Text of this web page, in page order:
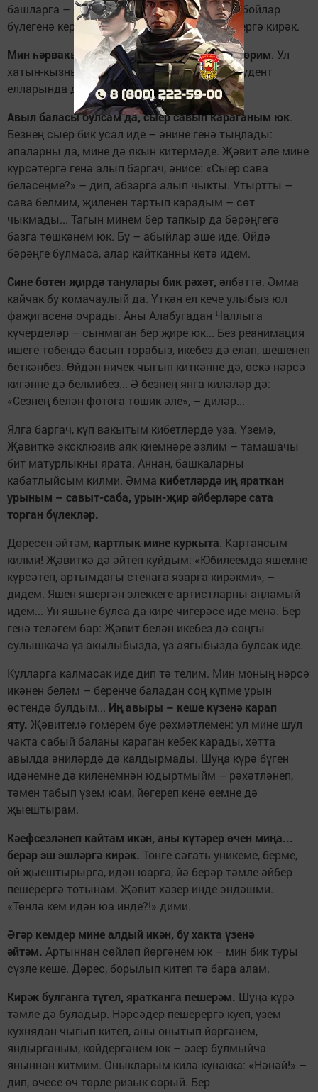
башларга – башта кибеткә «ялгыш» кына обойлар
бүлегенә керергә, матур обойлар карап йөрергә кирәк.
Мин һәрвакыт биек үкчәле аяк киеменнән йөрим. Ул
хатын-кызны сылуландыра кебек. Хәтта студент
елларында да киез итек кигәнем булмады.
Авыл баласы булсам да, сыер савып караганым юк.
Безнең сыер бик усал иде – әнине генә тыңлады:
апаларны да, мине дә якын китермәде. Җәвит әле мине
күрсәтергә генә алып баргач, әнисе: «Сыер сава
беләсеңме?» – дип, абзарга алып чыкты. Утыртты –
сава белмим, җиленен тартып карадым – сөт
чыкмады... Тагын минем бер тапкыр да бәрәңгегә
базга төшкәнем юк. Бу – абыйлар эше иде. Өйдә
бәрәңге булмаса, алар кайтканны көтә идем.
Сине бөтен җирдә танулары бик рәхәт, әлбәттә. Әмма
кайчак бу комачаулый да. Үткән ел кече улыбыз юл
фаҗигасенә очрады. Аны Алабугадан Чаллыга
күчерделәр – сынмаган бер җире юк... Без реанимация
ишеге төбендә басып торабыз, икебез дә елап, шешенеп
беткәнбез. Өйдән ничек чыгып киткәнне дә, өскә нәрсә
кигәнне дә белмибез... Ә безнең янга киләләр дә:
«Сезнең белән фотога төшик әле», – диләр...
Ялга баргач, күп вакытым кибетләрдә уза. Үземә,
Җәвиткә эксклюзив аяк киемнәре эзлим – тамашачы
бит матурлыкны ярата. Аннан, башкаларны
кабатлыйсым килми. Әмма кибетләрдә иң яраткан
урыным – савыт-саба, урын-җир әйберләре сата
торган бүлекләр.
Дөресен әйтәм, картлык мине куркыта. Картаясым
килми! Җәвиткә дә әйтеп куйдым: «Юбилеемда яшемне
күрсәтеп, артымдагы стенага язарга кирәкми», –
дидем. Яшен яшергән элеккеге артистларны аңламый
идем... Ун яшьне булса да кире чигерәсе иде менә. Бер
генә теләгем бар: Җәвит белән икебез дә соңгы
сулышкача үз акылыбызда, үз аягыбызда булсак иде.
Кулларга калмасак иде дип тә телим. Мин моның нәрсә
икәнен беләм – беренче баладан соң күпме урын
өстендә булдым... Иң авыры – кеше күзенә карап
яту. Җәвитемә гомерем буе рәхмәтлемен: ул мине шул
чакта сабый баланы караган кебек карады, хәтта
авылда әниләрдә дә калдырмады. Шуңа күрә бүген
идәнемне дә киленемнән юдыртмыйм – рәхәтләнеп,
тәмен табып үзем юам, йөгереп кенә өемне дә
җыештырам.
Кәефсезләнеп кайтам икән, аны күтәрер өчен миңа...
берәр эш эшләргә кирәк. Төнге сәгать уникеме, берме,
өй җыештырырга, идән юарга, йә берәр тәмле әйбер
пешерергә тотынам. Җәвит хәзер инде эндәшми.
«Төнлә кем идән юа инде?!» дими.
Әгәр кемдер мине алдый икән, бу хакта үзенә
әйтәм. Артыннан сөйләп йөргәнем юк – мин бик туры
сүзле кеше. Дөрес, борылып китеп тә бара алам.
Кирәк булганга түгел, яратканга пешерәм. Шуңа күрә
тәмле дә буладыр. Нәрсәдер пешерергә куеп, үзем
кухнядан чыгып китеп, аны онытып йөргәнем,
яндырганым, көйдергәнем юк – әзер булмыйча
яныннан китмим. Оныкларым килә кунакка: «Нәнәй!» –
дип, өчесе өч төрле ризык сорый. Бер